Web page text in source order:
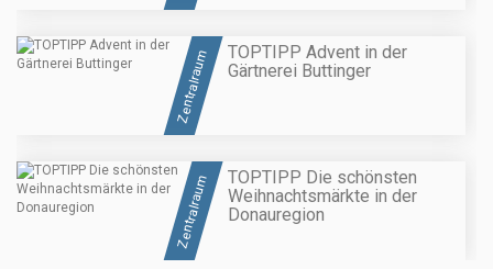
Zentralraum
TOPTIPP Advent in der
Gärtnerei Buttinger
Zentralraum
TOPTIPP Die schönsten
Weihnachtsmärkte in der
Donauregion